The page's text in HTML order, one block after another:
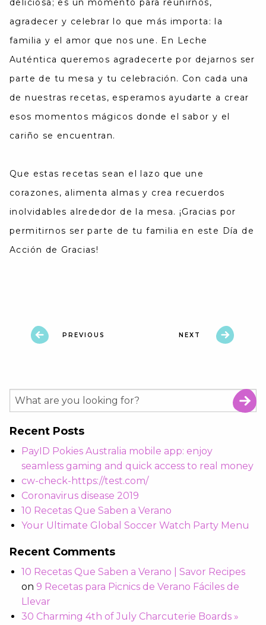
deliciosa; es un momento para reunirnos,
agradecer y celebrar lo que más importa: la
familia y el amor que nos une. En Leche
Auténtica queremos agradecerte por dejarnos ser
parte de tu mesa y tu celebración. Con cada una
de nuestras recetas, esperamos ayudarte a crear
esos momentos mágicos donde el sabor y el
cariño se encuentran.
Que estas recetas sean el lazo que une
corazones, alimenta almas y crea recuerdos
inolvidables alrededor de la mesa. ¡Gracias por
permitirnos ser parte de tu familia en este Día de
Acción de Gracias!
PREVIOUS NEXT
Recent Posts
PayID Pokies Australia mobile app: enjoy
seamless gaming and quick access to real money
cw-check-https://test.com/
Coronavirus disease 2019
10 Recetas Que Saben a Verano
Your Ultimate Global Soccer Watch Party Menu
Recent Comments
10 Recetas Que Saben a Verano | Savor Recipes
on 9 Recetas para Picnics de Verano Fáciles de
Llevar
30 Charming 4th of July Charcuterie Boards »